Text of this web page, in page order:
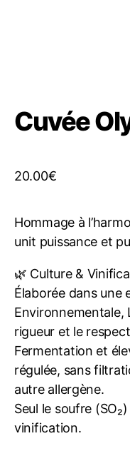
Cuvée
20.00€
Hommage à
unit puissance et
🌿 Culture &
Élaborée dans une
Environnementale,
rigueur et le
Fermentation et
régulée, sans
autre allergène.
Seul le soufre
vinification.